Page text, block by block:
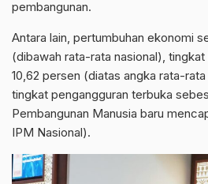
pembangunan.
Antara lain, pertumbuhan ekonomi
(dibawah rata-rata nasional),
10,62 persen (diatas angka rata-
tingkat pengangguran terbuka
Pembangunan Manusia baru
IPM Nasional).